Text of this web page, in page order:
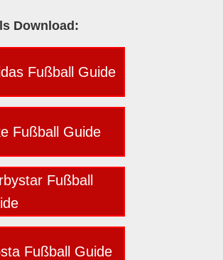
Download:
Fußball Guide
Fußball Guide
Fußball
Fußball Guide